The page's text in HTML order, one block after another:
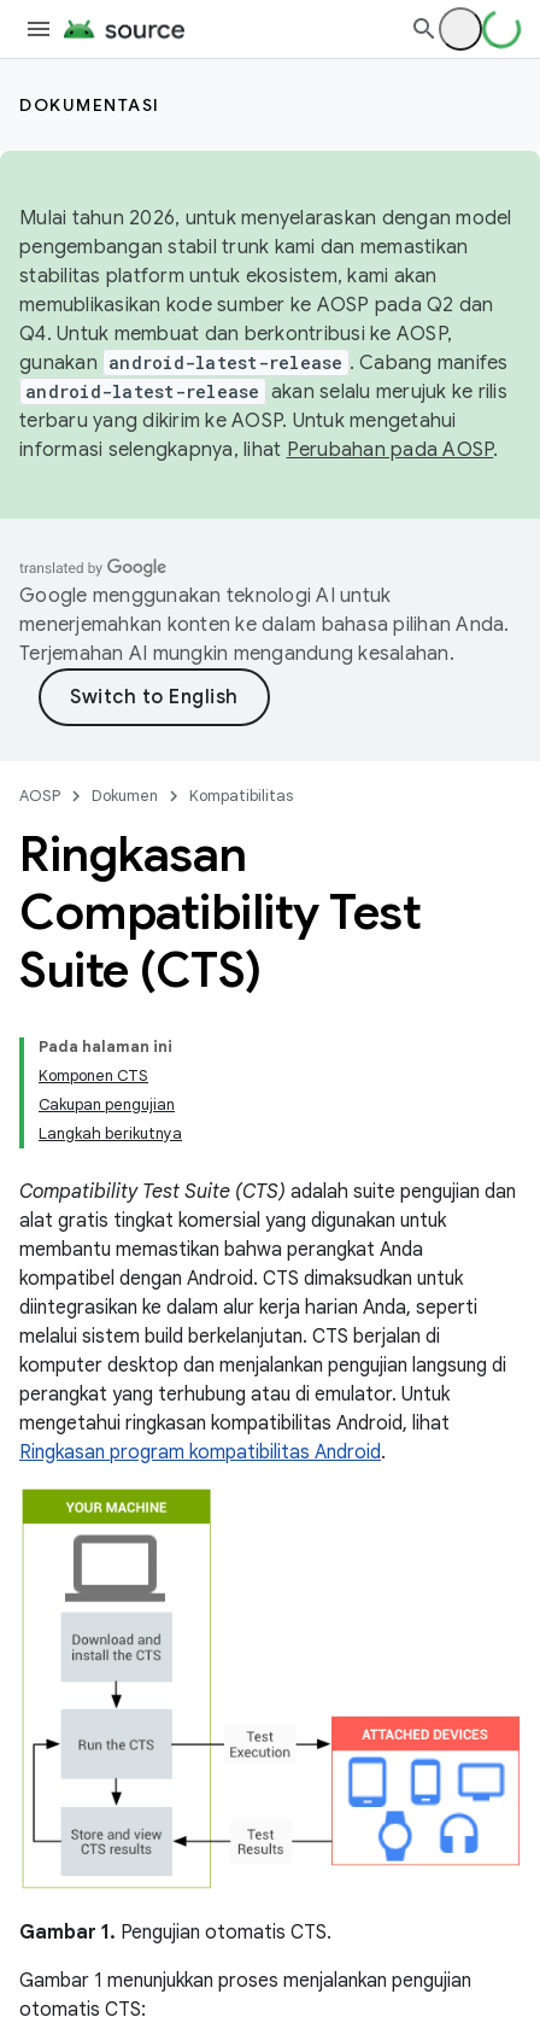
DOKUMENTASI
Mulai tahun 2026, untuk menyelaraskan dengan model
pengembangan stabil trunk kami dan memastikan
stabilitas platform untuk ekosistem, kami akan
memublikasikan kode sumber ke AOSP pada Q2 dan
Q4. Untuk membuat dan berkontribusi ke AOSP,
gunakan android-latest-release . Cabang manifes
android-latest-release akan selalu merujuk ke rilis
terbaru yang dikirim ke AOSP. Untuk mengetahui
informasi selengkapnya, lihat Perubahan pada AOSP.
Google menggunakan teknologi AI untuk
menerjemahkan konten ke dalam bahasa pilihan Anda.
Terjemahan AI mungkin mengandung kesalahan.
AOSP Dokumen Kompatibilitas
Ringkasan
Compatibility Test
Suite (CTS)
Pada halaman ini
Komponen CTS
Cakupan pengujian
Langkah berikutnya
Compatibility Test Suite (CTS) adalah suite pengujian dan
alat gratis tingkat komersial yang digunakan untuk
membantu memastikan bahwa perangkat Anda
kompatibel dengan Android. CTS dimaksudkan untuk
diintegrasikan ke dalam alur kerja harian Anda, seperti
melalui sistem build berkelanjutan. CTS berjalan di
komputer desktop dan menjalankan pengujian langsung di
perangkat yang terhubung atau di emulator. Untuk
mengetahui ringkasan kompatibilitas Android, lihat
Ringkasan program kompatibilitas Android.
Gambar 1. Pengujian otomatis CTS.
Gambar 1 menunjukkan proses menjalankan pengujian
otomatis CTS: